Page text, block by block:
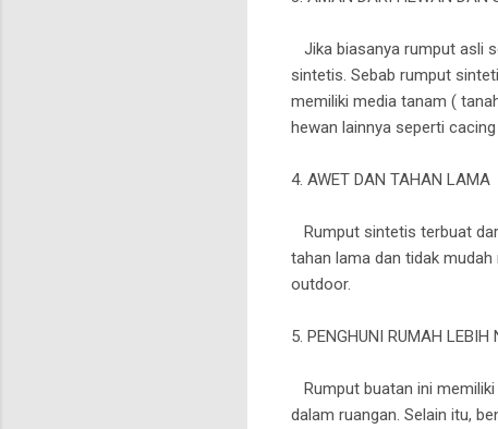
Jika biasanya rumput asli
sintetis. Sebab rumput
memiliki media tanam (
hewan lainnya seperti
4. AWET DAN TAHAN LAMA
Rumput sintetis terbuat
tahan lama dan tidak mudah
outdoor.
5. PENGHUNI RUMAH LEBIH
Rumput buatan ini
dalam ruangan. Selain itu,